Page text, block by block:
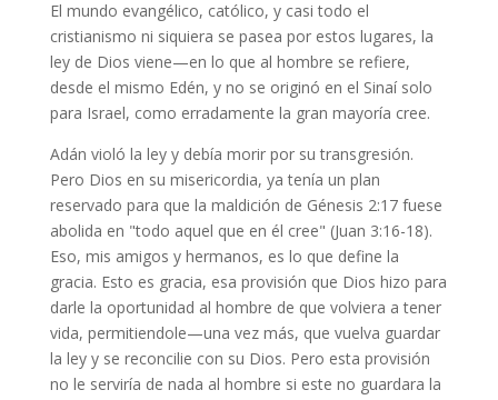
El mundo evangélico, católico, y casi todo el
cristianismo ni siquiera se pasea por estos lugares, la
ley de Dios viene—en lo que al hombre se refiere,
desde el mismo Edén, y no se originó en el Sinaí solo
para Israel, como erradamente la gran mayoría cree.
Adán violó la ley y debía morir por su transgresión.
Pero Dios en su misericordia, ya tenía un plan
reservado para que la maldición de Génesis 2:17 fuese
abolida en "todo aquel que en él cree" (Juan 3:16-18).
Eso, mis amigos y hermanos, es lo que define la
gracia. Esto es gracia, esa provisión que Dios hizo para
darle la oportunidad al hombre de que volviera a tener
vida, permitiendole—una vez más, que vuelva guardar
la ley y se reconcilie con su Dios. Pero esta provisión
no le serviría de nada al hombre si este no guardara la